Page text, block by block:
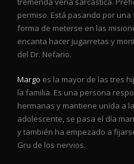
permiso. Está pasando por
forma de meterse en las
encanta hacer jugarretas y
del Dr. Nefario.
Margo es la mayor de las tres
la familia. Es una persona
hermanas y mantiene unida a
adolescente, se pasa el día
y también ha empezado a
Gru de los nervios.